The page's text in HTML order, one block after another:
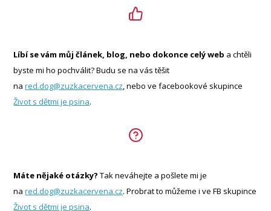
Líbí se vám můj článek, blog, nebo dokonce celý web a chtěli
byste mi ho pochválit? Budu se na vás těšit
nared.dog@zuzkacervena.cz, nebo ve facebookové skupince
Život s dětmi je psina.
Máte nějaké otázky? Tak neváhejte a pošlete mi je
nared.dog@zuzkacervena.cz. Probrat to můžeme i ve FB skupince
Život s dětmi je psina.